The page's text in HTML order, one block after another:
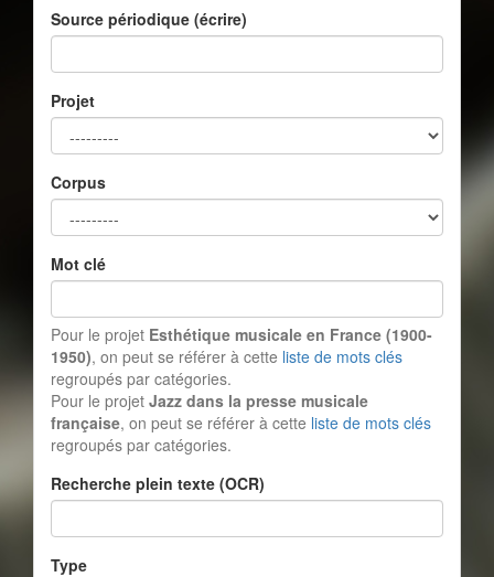
Source périodique (écrire)
Projet
Corpus
Mot clé
Pour le projet Esthétique musicale en France (1900-
1950), on peut se référer à cette liste de mots clés
regroupés par catégories.
Pour le projet Jazz dans la presse musicale
française, on peut se référer à cette liste de mots clés
regroupés par catégories.
Recherche plein texte (OCR)
Type